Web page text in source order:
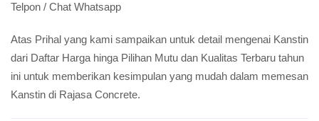
Telpon / Chat Whatsapp
Atas Prihal yang kami sampaikan untuk detail mengenai Kanstin
dari Daftar Harga hinga Pilihan Mutu dan Kualitas Terbaru tahun
ini untuk memberikan kesimpulan yang mudah dalam memesan
Kanstin di Rajasa Concrete.